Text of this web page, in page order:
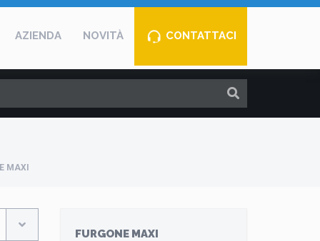
AZIENDA NOVITÀ CONTATTACI
MAXI
FURGONE MAXI